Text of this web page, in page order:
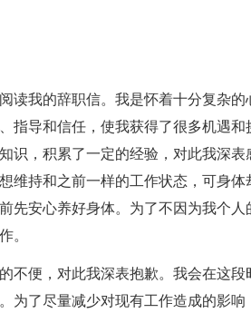
读我的辞职信。我是怀着十分复杂的
指导和信任，使我获得了很多机遇和
识，积累了一定的经验，对此我深表
维持和之前一样的工作状态，可身体
先安心养好身体。为了不因为我个人
。
不便，对此我深表抱歉。我会在这段
为了尽量减少对现有工作造成的影响